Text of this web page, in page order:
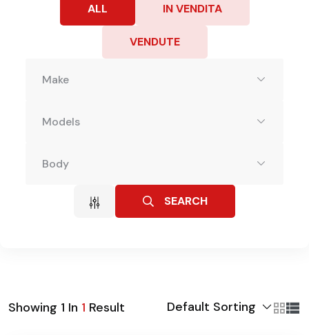
ALL IN VENDITA
VENDUTE
Make
Models
Body
SEARCH
Showing 1 In 1 Result Default Sorting